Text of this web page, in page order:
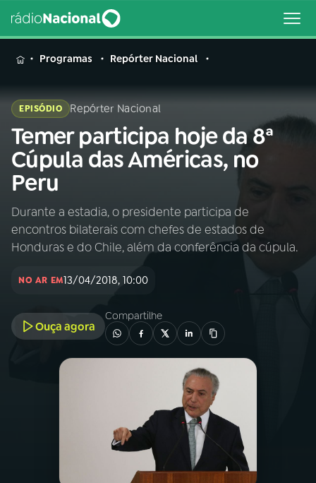
MENU
Buscar
na
Rádio
Nacional
Buscar
AO VIVO
Programas Repórter Nacional
EPISÓDIO Repórter Nacional
Temer participa hoje da 8ª
Cúpula das Américas, no
Peru
Durante a estadia, o presidente participa de
encontros bilaterais com chefes de estados de
Honduras e do Chile, além da conferência da cúpula.
NO AR EM13/04/2018, 10:00
Ouça agora
Compartilhe